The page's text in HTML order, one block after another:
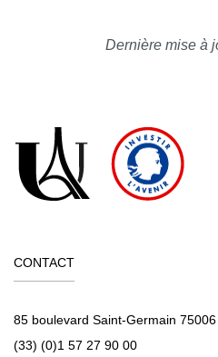
Dernière mise à
CONTACT
85 boulevard Saint-Germain
(33) (0)1 57 27 90 00